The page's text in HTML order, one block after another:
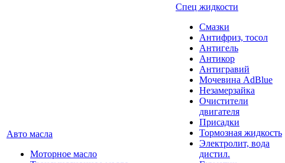
Авто масла
Моторное масло
Спец жидкости
Смазки
Антифриз, тосол
Антигель
Антикор
Антигравий
Мочевина AdBlue
Незамерзайка
Очистители
двигателя
Присадки
Тормозная жидкость
Электролит, вода
дистил.